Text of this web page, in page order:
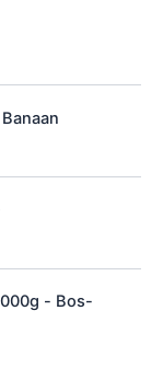
- Bos-